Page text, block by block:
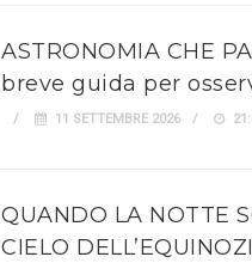
ASTRONOMIA CHE
breve guida per
11 SETTEMBRE 2026
QUANDO LA NOTTE
CIELO